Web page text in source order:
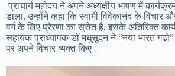
प्राचार्य महोदय ने अपने अध्यक्षीय भाषण में
डाला, उन्होंने कहा कि स्वामी विवेकानंद के
वर्ग के लिए प्रेरणा का स्रोत है, इसके अतिरिक्त
सहायक प्राध्यापक डॉ मधुसूदन ने “नया भारत
पर अपने विचार व्यक्त किए ।